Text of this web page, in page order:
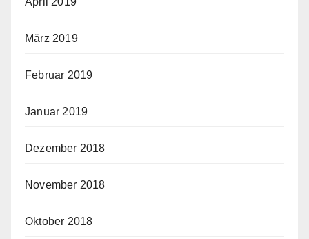
März 2019
Februar 2019
Januar 2019
Dezember 2018
November 2018
Oktober 2018